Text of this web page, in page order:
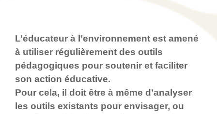
L’éducateur à l’environnement est amené
à utiliser régulièrement des outils
pédagogiques pour soutenir et faciliter
son action éducative.
Pour cela, il doit être à même d’analyser
les outils existants pour envisager, ou